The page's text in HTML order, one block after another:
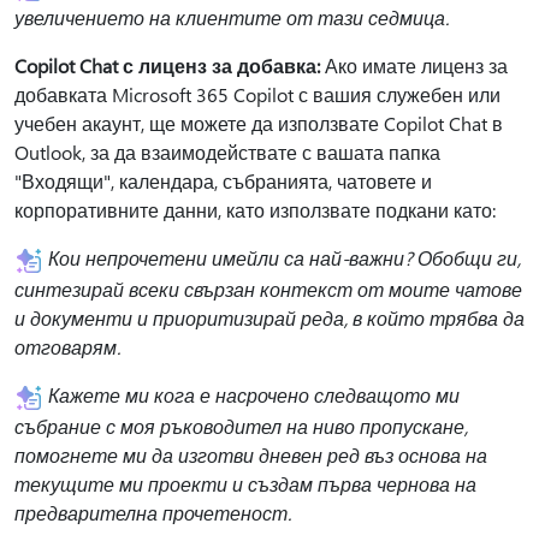
увеличението на клиентите от тази седмица.
Copilot Chat с лиценз за добавка:Ако имате лиценз за
добавката Microsoft 365 Copilot с вашия служебен или
учебен акаунт, ще можете да използвате Copilot Chat в
Outlook, за да взаимодействате с вашата папка
"Входящи", календара, събранията, чатовете и
корпоративните данни, като използвате подкани като:
Кои непрочетени имейли са най-важни? Обобщи ги,
синтезирай всеки свързан контекст от моите чатове
и документи и приоритизирай реда, в който трябва да
отговарям.
Кажете ми кога е насрочено следващото ми
събрание с моя ръководител на ниво пропускане,
помогнете ми да изготви дневен ред въз основа на
текущите ми проекти и създам първа чернова на
предварителна прочетеност.